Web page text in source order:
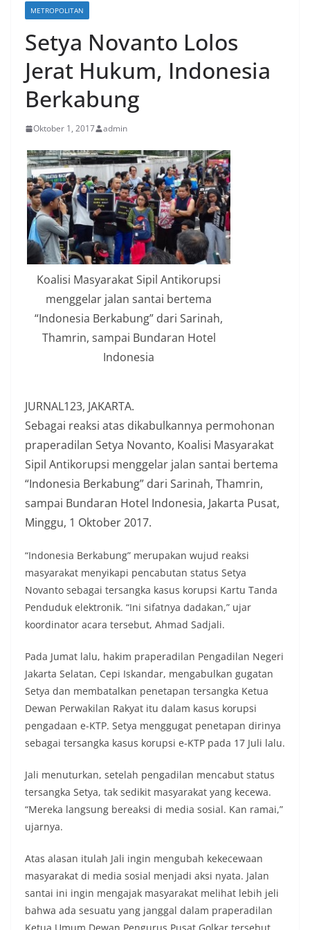
METROPOLITAN
Setya Novanto Lolos
Jerat Hukum, Indonesia
Berkabung
Oktober 1, 2017 admin
Koalisi Masyarakat Sipil Antikorupsi
menggelar jalan santai bertema
“Indonesia Berkabung” dari Sarinah,
Thamrin, sampai Bundaran Hotel
Indonesia
JURNAL123, JAKARTA.
Sebagai reaksi atas dikabulkannya permohonan
praperadilan Setya Novanto, Koalisi Masyarakat
Sipil Antikorupsi menggelar jalan santai bertema
“Indonesia Berkabung” dari Sarinah, Thamrin,
sampai Bundaran Hotel Indonesia, Jakarta Pusat,
Minggu, 1 Oktober 2017.
“Indonesia Berkabung” merupakan wujud reaksi
masyarakat menyikapi pencabutan status Setya
Novanto sebagai tersangka kasus korupsi Kartu Tanda
Penduduk elektronik. “Ini sifatnya dadakan,” ujar
koordinator acara tersebut, Ahmad Sadjali.
Pada Jumat lalu, hakim praperadilan Pengadilan Negeri
Jakarta Selatan, Cepi Iskandar, mengabulkan gugatan
Setya dan membatalkan penetapan tersangka Ketua
Dewan Perwakilan Rakyat itu dalam kasus korupsi
pengadaan e-KTP. Setya menggugat penetapan dirinya
sebagai tersangka kasus korupsi e-KTP pada 17 Juli lalu.
Jali menuturkan, setelah pengadilan mencabut status
tersangka Setya, tak sedikit masyarakat yang kecewa.
“Mereka langsung bereaksi di media sosial. Kan ramai,”
ujarnya.
Atas alasan itulah Jali ingin mengubah kekecewaan
masyarakat di media sosial menjadi aksi nyata. Jalan
santai ini ingin mengajak masyarakat melihat lebih jeli
bahwa ada sesuatu yang janggal dalam praperadilan